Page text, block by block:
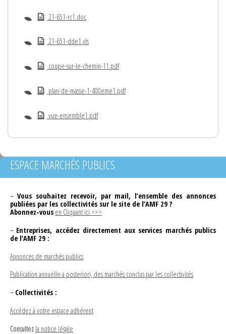
21-651-rc1.doc
21-651-dde1.xls
coupe-sur-le-chemin-11.pdf
plan-de-masse-1-400eme1.pdf
vue-ensemble1.pdf
ESPACE MARCHÉS PUBLICS
– Vous souhaitez recevoir, par mail, l’ensemble des annonces
publiées par les collectivités sur le site de l’AMF 29 ?
Abonnez-vous en Cliquant ici >>>
– Entreprises, accédez directement aux services marchés publics
de l’AMF 29 :
Annonces de marchés publics
Publication annuelle a posteriori, des marchés conclus par les collectivités
– Collectivités :
Accédez à votre espace adhérent
Consultez la notice légale